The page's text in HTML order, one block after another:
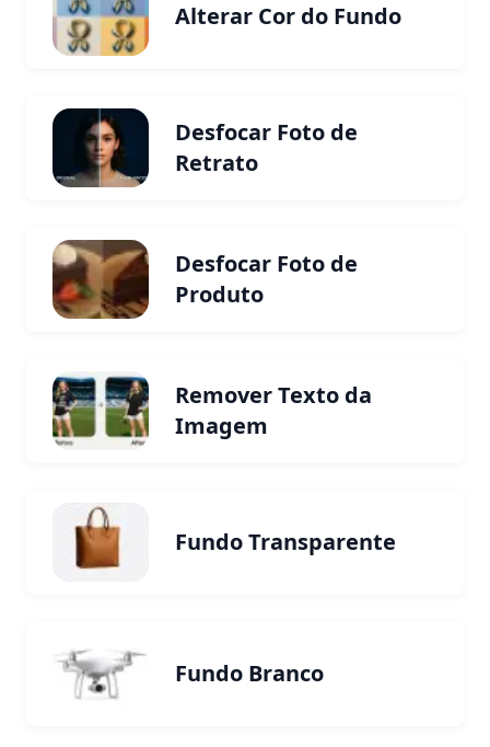
Alterar Cor do Fundo
Desfocar Foto de
Retrato
Desfocar Foto de
Produto
Remover Texto da
Imagem
Fundo Transparente
Fundo Branco